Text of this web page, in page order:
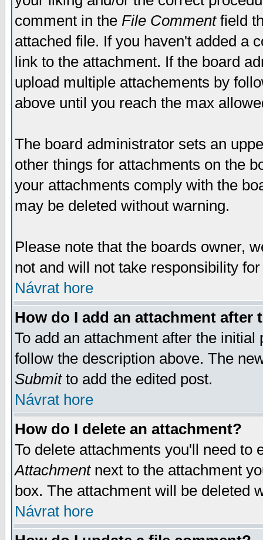
comment in the File Commentfield
attached file. If you haven't added a
link to the attachment. If the board
upload multiple attachements by
above until you reach the max
The board administrator sets an
other things for attachments on the
your attachments comply with the
may be deleted without warning.
Please note that the boards owner,
not and will not take responsibility
Návrat hore
How do I add an attachment after
To add an attachment after the
follow the description above. The
Submitto add the edited post.
Návrat hore
How do I delete an attachment?
To delete attachments you'll need
Attachmentnext to the attachment
box. The attachment will be deleted
Návrat hore